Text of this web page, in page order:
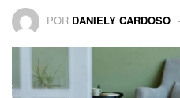
POR DANIELY CARDOSO